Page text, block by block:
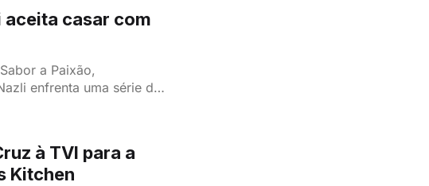
aceita casar com
a Paixão,
enfrenta uma série de
à TVI para a
Kitchen